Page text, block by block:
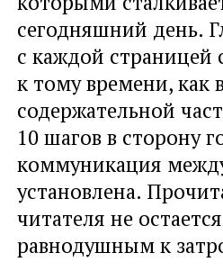
сегодняшний день.
с каждой страницей
к тому времени, как
содержательной
10 шагов в сторону
коммуникация
установлена.
читателя не
равнодушным к